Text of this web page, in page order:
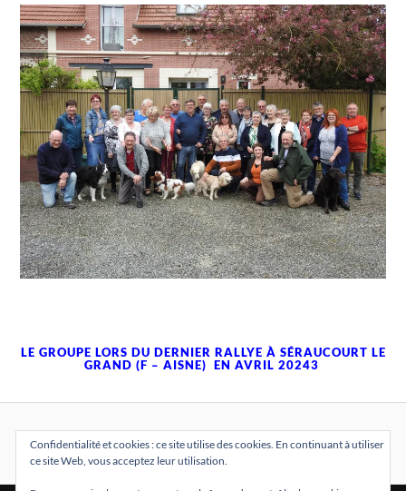
LE GROUPE LORS DU DERNIER RALLYE À SÉRAUCOURT LE
GRAND (F – AISNE) EN AVRIL 20243
Confidentialité et cookies : ce site utilise des cookies. En continuant à utiliser
ce site Web, vous acceptez leur utilisation.